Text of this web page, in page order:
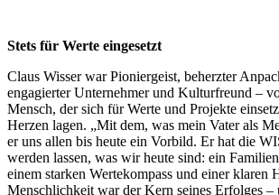
Stets für Werte eingesetzt
Claus Wisser war Pioniergeist, beherzter
engagierter Unternehmer und Kulturfreund –
Mensch, der sich für Werte und Projekte
Herzen lagen. „Mit dem, was mein Vater als
er uns allen bis heute ein Vorbild. Er hat die
werden lassen, was wir heute sind: ein
einem starken Wertekompass und einer klaren
Menschlichkeit war der Kern seines Erfolges –